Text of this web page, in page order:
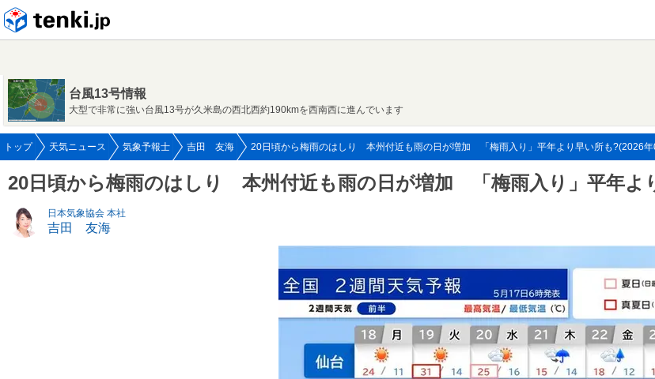
台風13号情報
大型で非常に強い台風13号が久米島の西北西約190kmを西南西に進んでいます
トップ 天気ニュース 気象予報士 吉田 友海 20日頃から梅雨のはしり 本州付近も雨の日が増加 「梅雨入り」平年より早い所も?(2026
20日頃から梅雨のはしり 本州付近も雨の日が増加 「梅雨入り」平年よ
日本気象協会 本社
吉田 友海